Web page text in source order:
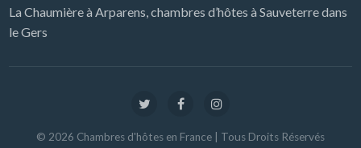
La Chaumière à Arparens, chambres d’hôtes à Sauveterre dans
le Gers
© 2026 Chambres d'hôtes en France | Tous Droits Réservés